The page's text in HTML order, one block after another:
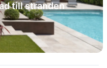
till stranden